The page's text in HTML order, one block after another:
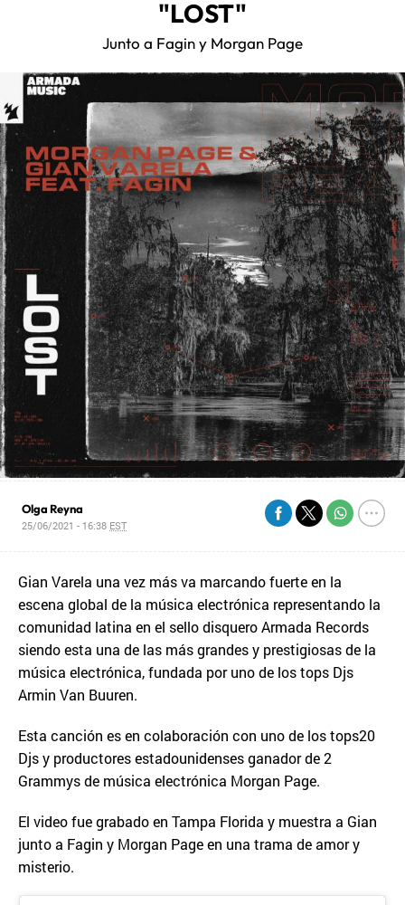
"LOST"
Junto a Fagin y Morgan Page
Olga Reyna
25/06/2021 - 16:38 EST
Gian Varela una vez más va marcando fuerte en la
escena global de la música electrónica representando la
comunidad latina en el sello disquero Armada Records
siendo esta una de las más grandes y prestigiosas de la
música electrónica, fundada por uno de los tops Djs
Armin Van Buuren.
Esta canción es en colaboración con uno de los tops20
Djs y productores estadounidenses ganador de 2
Grammys de música electrónica Morgan Page.
El video fue grabado en Tampa Florida y muestra a Gian
junto a Fagin y Morgan Page en una trama de amor y
misterio.